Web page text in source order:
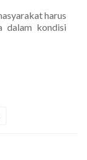
harus
dalam kondisi